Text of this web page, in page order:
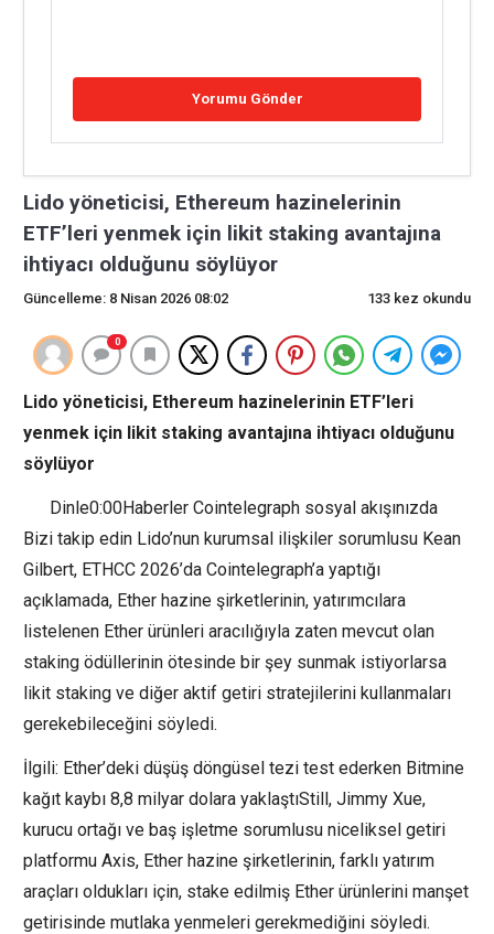
Lido yöneticisi, Ethereum hazinelerinin
ETF’leri yenmek için likit staking avantajına
ihtiyacı olduğunu söylüyor
Güncelleme: 8 Nisan 2026 08:02 133 kez okundu
0
Lido yöneticisi, Ethereum hazinelerinin ETF’leri
yenmek için likit staking avantajına ihtiyacı olduğunu
söylüyor
Dinle0:00Haberler Cointelegraph sosyal akışınızda
Bizi takip edin Lido’nun kurumsal ilişkiler sorumlusu Kean
Gilbert, ETHCC 2026’da Cointelegraph’a yaptığı
açıklamada, Ether hazine şirketlerinin, yatırımcılara
listelenen Ether ürünleri aracılığıyla zaten mevcut olan
staking ödüllerinin ötesinde bir şey sunmak istiyorlarsa
likit staking ve diğer aktif getiri stratejilerini kullanmaları
gerekebileceğini söyledi.
İlgili: Ether’deki düşüş döngüsel tezi test ederken Bitmine
kağıt kaybı 8,8 milyar dolara yaklaştıStill, Jimmy Xue,
kurucu ortağı ve baş işletme sorumlusu niceliksel getiri
platformu Axis, Ether hazine şirketlerinin, farklı yatırım
araçları oldukları için, stake edilmiş Ether ürünlerini manşet
getirisinde mutlaka yenmeleri gerekmediğini söyledi.